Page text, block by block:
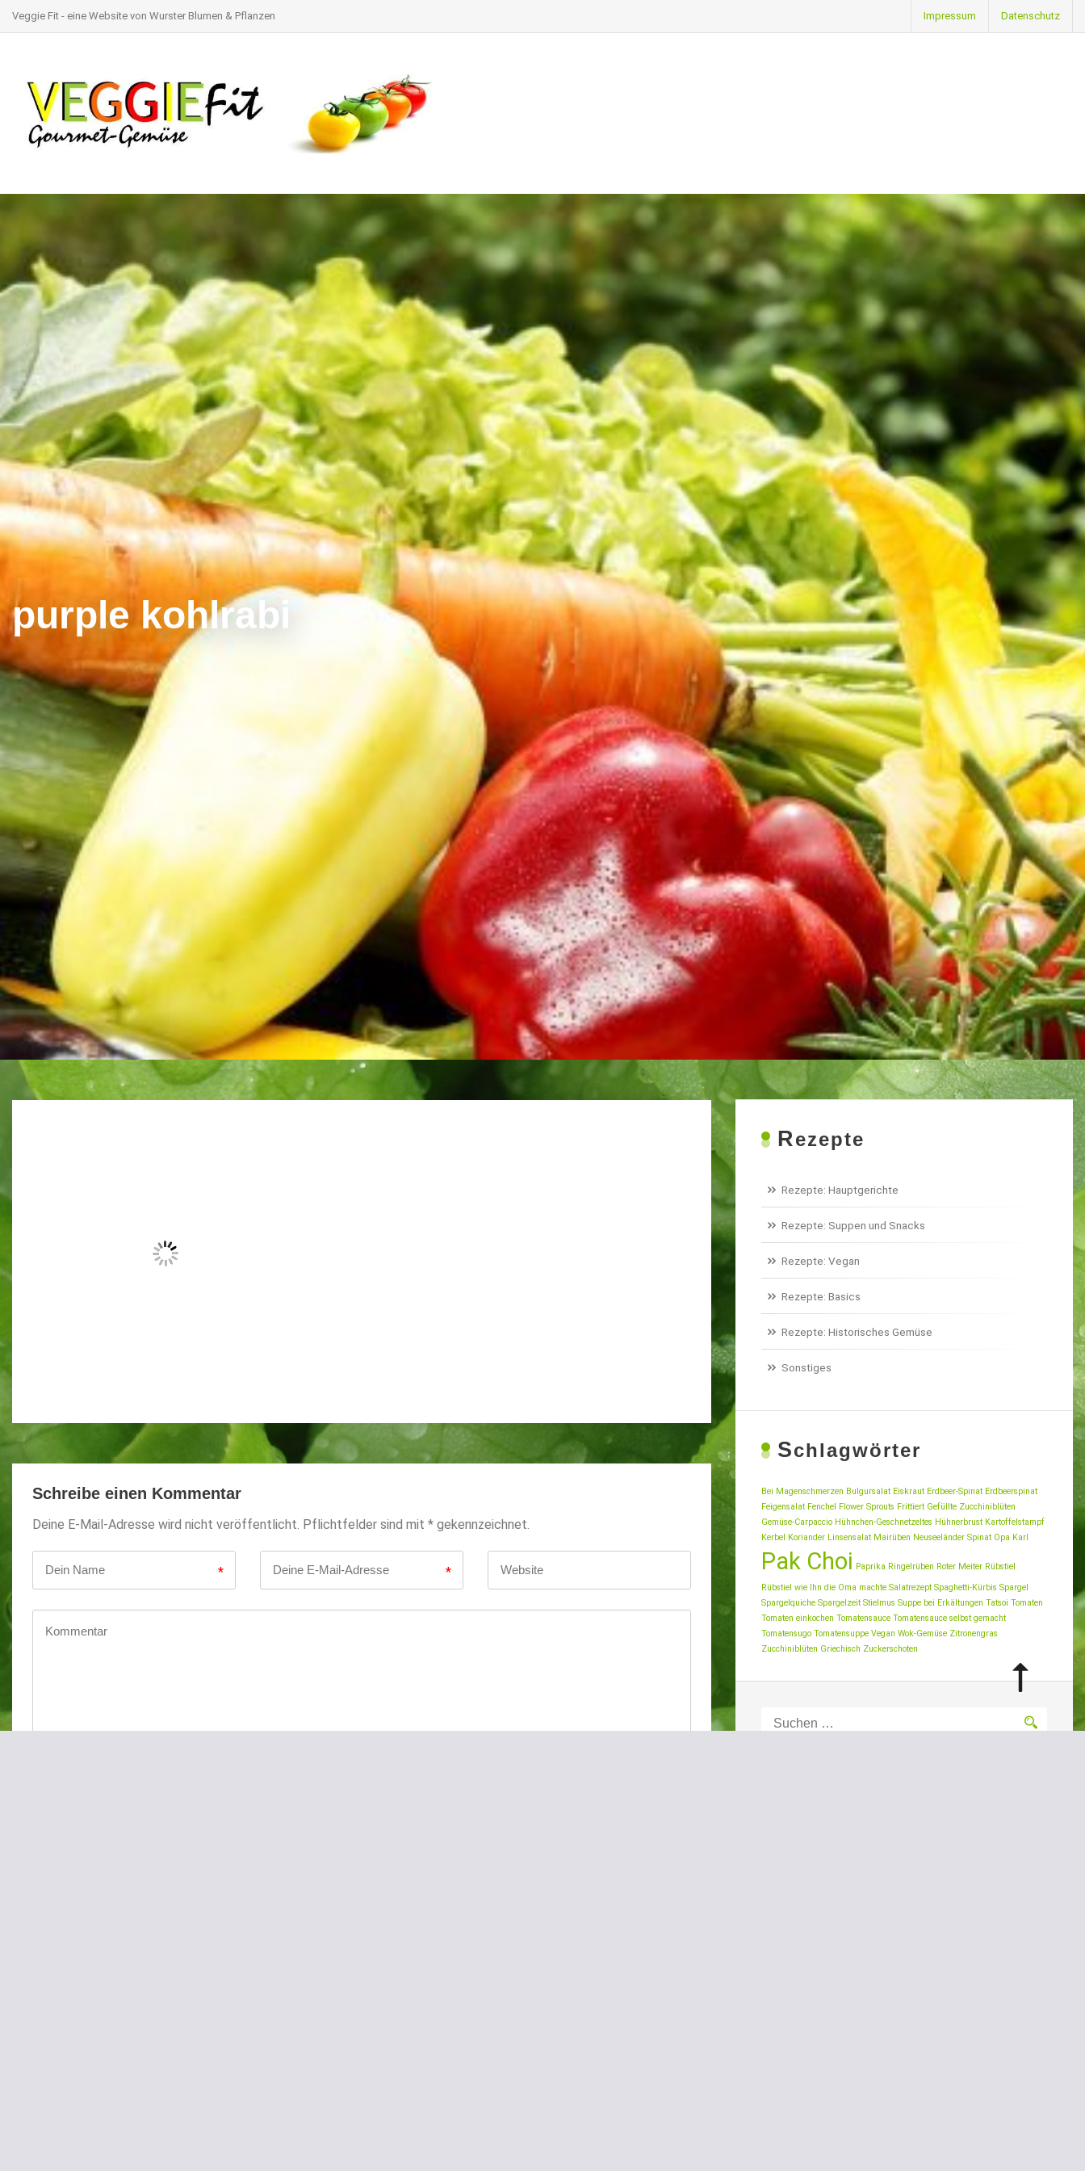
Veggie Fit - eine Website von Wurster Blumen & Pflanzen Datenschutz
Impressum
purple kohlrabi
Schreibe einen Kommentar
Deine E-Mail-Adresse wird nicht veröffentlicht. Pflichtfelder sind mit * gekennzeichnet.
* *
Rezepte
Rezepte: Hauptgerichte
Rezepte: Suppen und Snacks
Rezepte: Vegan
Rezepte: Basics
Rezepte: Historisches Gemüse
Sonstiges
Schlagwörter
Bei Magenschmerzen Bulgursalat Eiskraut Erdbeer-Spinat Erdbeerspinat
Feigensalat Fenchel Flower Sprouts Frittiert Gefüllte Zucchiniblüten
Gemüse-Carpaccio Hühnchen-Geschnetzeltes Hühnerbrust Kartoffelstampf
Kerbel Koriander Linsensalat Mairüben Neuseeländer Spinat Opa Karl
Pak Choi Paprika Ringelrüben Roter Meiter Rübstiel
Rübstiel wie Ihn die Oma machte Salatrezept Spaghetti-Kürbis Spargel
Spargelquiche Spargelzeit Stielmus Suppe bei Erkältungen Tatsoi Tomaten
Tomaten einkochen Tomatensauce Tomatensauce selbst gemacht
Tomatensugo Tomatensuppe Vegan Wok-Gemüse Zitronengras
Zucchiniblüten Griechisch Zuckerschoten
nach: